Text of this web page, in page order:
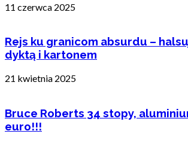
11 czerwca 2025
Rejs ku granicom absurdu –
dyktą i kartonem
21 kwietnia 2025
Bruce Roberts 34 stopy,
euro!!!